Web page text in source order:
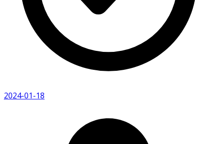
2024-01-18